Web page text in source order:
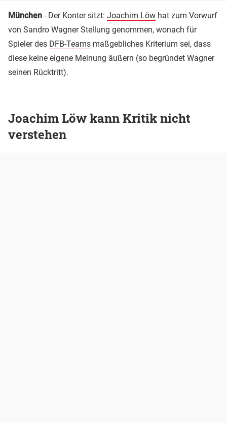
München - Der Konter sitzt: Joachim Löw hat zum Vorwurf
von Sandro Wagner Stellung genommen, wonach für
Spieler des DFB-Teams maßgebliches Kriterium sei, dass
diese keine eigene Meinung äußern (so begründet Wagner
seinen Rücktritt).
Joachim Löw kann Kritik nicht
verstehen